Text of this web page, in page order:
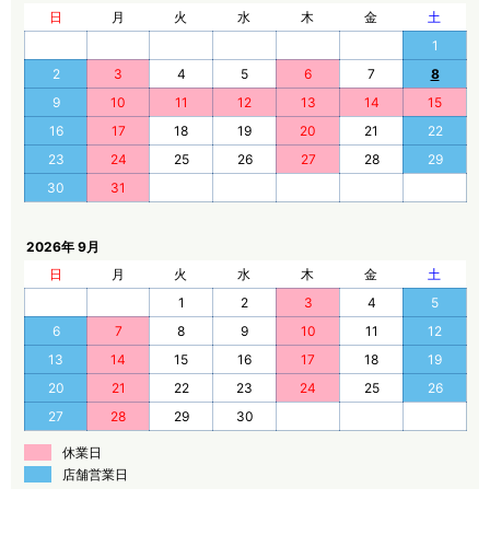
日
月 火 水 木 金
土
1
2
3 4 5 6 7
8
9
10 11 12 13 14
15
16
17 18 19 20 21
22
23
24 25 26 27 28
29
30
31
2026年 9月
日
月 火 水 木 金
土
1
2 3 4
5
6
7 8 9 10 11
12
13
14 15 16 17 18
19
20
21 22 23 24 25
26
27
28 29 30
休業日
店舗営業日